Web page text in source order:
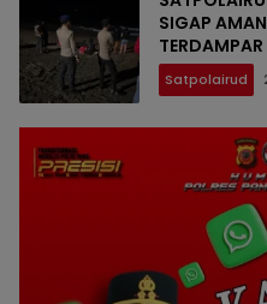
SIGAP
Satpolairud